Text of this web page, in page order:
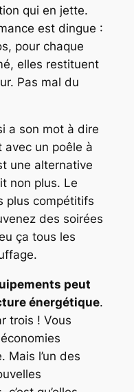
qui en jette.
est dingue :
pour chaque
elles restituent
Pas mal du
a son mot à dire
avec un poêle à
une alternative
non plus. Le
plus compétitifs
des soirées
ça tous les
peut
énergétique.
trois ! Vous
Mais l’un des